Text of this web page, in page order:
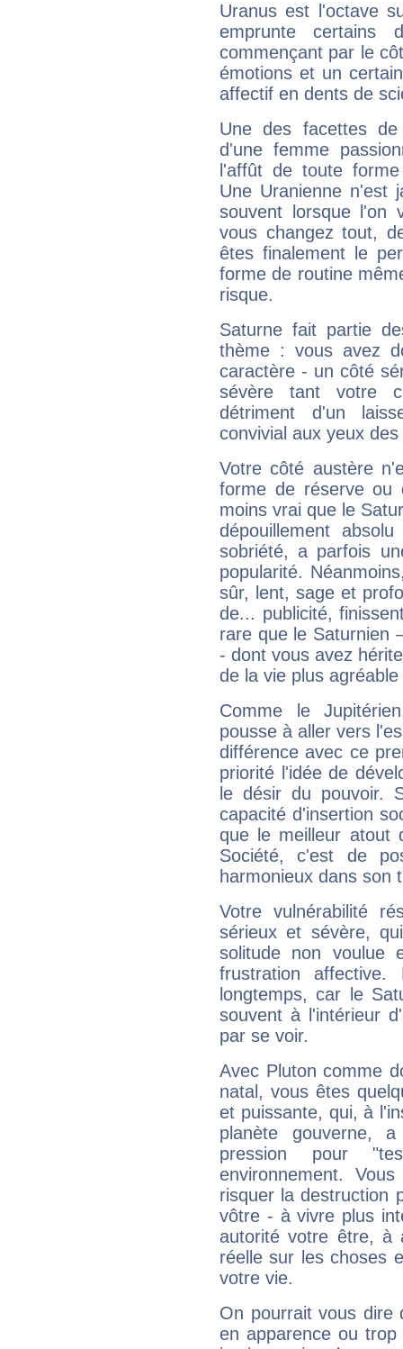
Uranus est l'octave
emprunte
commençant par le
émotions et un
affectif en dents de
Une des facettes
d'une femme
l'affût de toute
Une Uranienne n'est
souvent lorsque l'on
vous changez tout,
êtes finalement le
forme de routine
risque.
Saturne fait partie
thème : vous avez
caractère - un côté
sévère tant votre
détriment d'un
convivial aux yeux
Votre côté austère
forme de réserve
moins vrai que le
dépouillement
sobriété, a parfois
popularité.
sûr, lent, sage et
de... publicité,
rare que le Saturnien
- dont vous avez
de la vie plus
Comme le
pousse à aller vers
différence avec ce
priorité l'idée de
le désir du pouvoir.
capacité d'insertion
que le meilleur atout
Société, c'est de
harmonieux dans son
Votre vulnérabilité
sérieux et sévère,
solitude non voulue
frustration
longtemps, car le
souvent à l'intérieur
par se voir.
Avec Pluton comme
natal, vous êtes
et puissante, qui, à
planète gouverne,
pression pour
environnement.
risquer la destruction
vôtre - à vivre plus
autorité votre être, à
réelle sur les choses
votre vie.
On pourrait vous dire
en apparence ou